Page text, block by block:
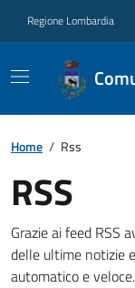
Regione Lombardia
Home / Rss
RSS
Grazie ai feed RSS
delle ultime notizie
automatico e veloce.